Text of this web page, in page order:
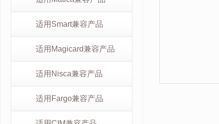
适用Smart兼容产品
适用Magicard兼容产品
适用Nisca兼容产品
适用Fargo兼容产品